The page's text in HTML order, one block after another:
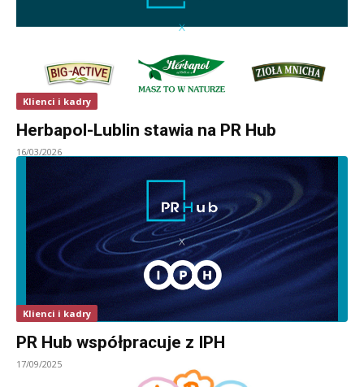
Klienci i kadry
Herbapol-Lublin stawia na PR Hub
16/03/2026
Klienci i kadry
PR Hub współpracuje z IPH
17/09/2025